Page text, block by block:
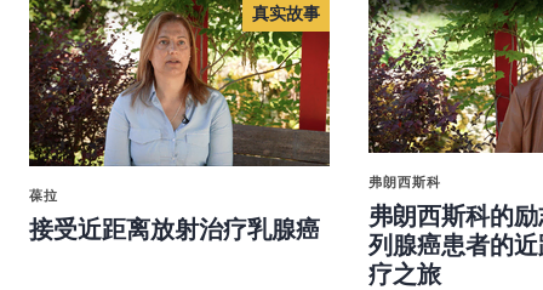
真实故事
葆拉
接受近距离放射治疗乳腺癌
弗朗西斯科
弗朗西斯科的
列腺癌患者的
疗之旅